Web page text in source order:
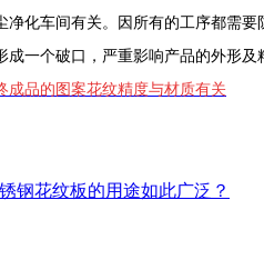
净化车间有关。因所有的工序都需
成一个破口，严重影响产品的外形及
成品的图案花纹精度与材质有关
钢花纹板的用途如此广泛？